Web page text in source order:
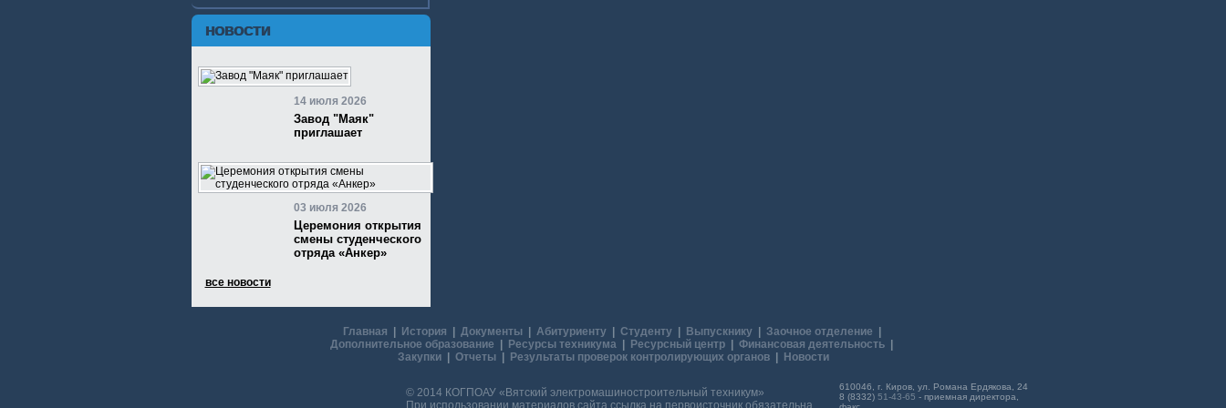
НОВОСТИ
14 июля 2026
Завод "Маяк"
приглашает
03 июля 2026
Церемония открытия
смены студенческого
отряда «Анкер»
все новости
Главная История Документы| Абитуриенту| Студенту| Выпускнику| Заочное отделение
Дополнительное образование
Ресурсы техникума Ресурсный центр Финансовая деятельность
Закупки| Отчеты| Результаты проверок контролирующих органов| Новости
© 2014 КОГПОАУ «Вятский электромашиностроительный техникум»
При использовании материалов сайта ссылка на первоисточник обязательна.
610046, г. Киров, ул. Романа Ердякова, 24
8 (8332) 51-43-65 - приемная директора,